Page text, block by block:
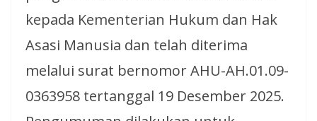
kepada Kementerian Hukum dan Hak
Asasi Manusia dan telah diterima
melalui surat bernomor AHU-AH.01.09-
0363958 tertanggal 19 Desember 2025.